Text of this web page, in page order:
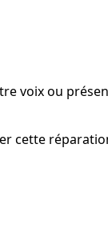
voix ou
cette